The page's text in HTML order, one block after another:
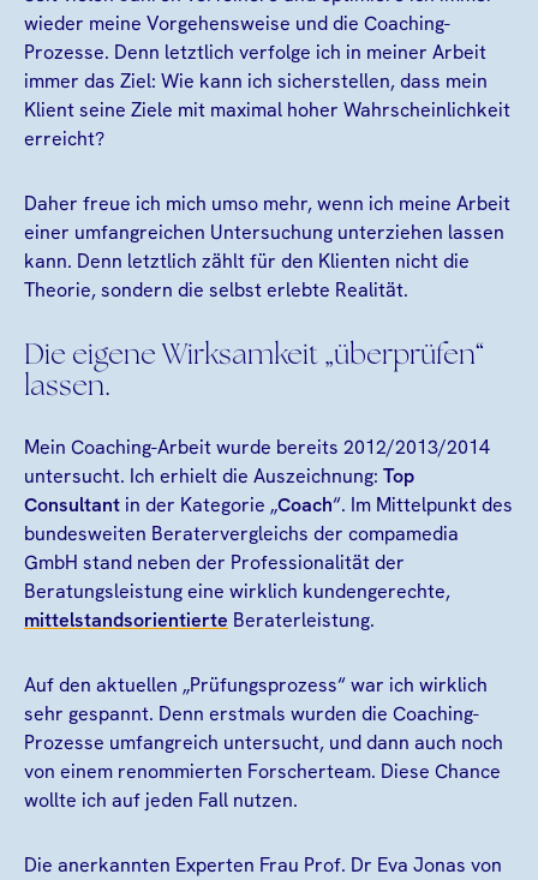
wieder meine Vorgehensweise und die Coaching-
Prozesse. Denn letztlich verfolge ich in meiner Arbeit
immer das Ziel: Wie kann ich sicherstellen, dass mein
Klient seine Ziele mit maximal hoher Wahrscheinlichkeit
erreicht?
Daher freue ich mich umso mehr, wenn ich meine Arbeit
einer umfangreichen Untersuchung unterziehen lassen
kann. Denn letztlich zählt für den Klienten nicht die
Theorie, sondern die selbst erlebte Realität.
Die eigene Wirksamkeit „überprüfen“
lassen.
Mein Coaching-Arbeit wurde bereits 2012/2013/2014
untersucht. Ich erhielt die Auszeichnung: Top
Consultant in der Kategorie „Coach“. Im Mittelpunkt des
bundesweiten Beratervergleichs der compamedia
GmbH stand neben der Professionalität der
Beratungsleistung eine wirklich kundengerechte,
mittelstandsorientierte Beraterleistung.
Auf den aktuellen „Prüfungsprozess“ war ich wirklich
sehr gespannt. Denn erstmals wurden die Coaching-
Prozesse umfangreich untersucht, und dann auch noch
von einem renommierten Forscherteam. Diese Chance
wollte ich auf jeden Fall nutzen.
Die anerkannten Experten Frau Prof. Dr Eva Jonas von